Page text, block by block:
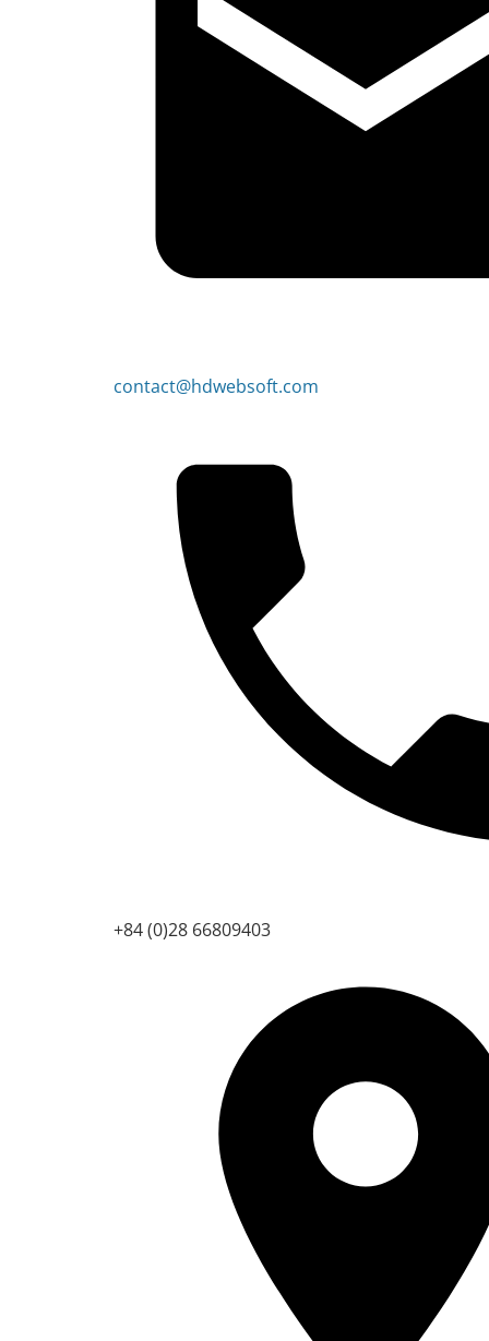
contact@hdwebsoft.com
+84 (0)28 66809403